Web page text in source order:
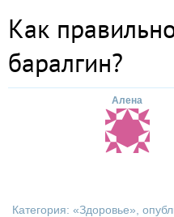
Как
баралгин?
Алена
Категория: «Здоровье»,